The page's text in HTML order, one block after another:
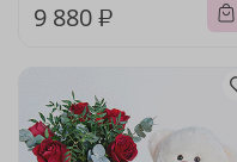
9 880 ₽